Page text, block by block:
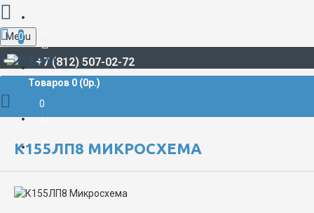
+7 (812) 507-02-72
Menu
0
Товаров 0 (0р.)
0
РАДИОДЕТАЛИ И РАДИОЭЛЕКТРОННЫЕ КОМПОНЕНТЫ
К155ЛП8 МИКРОСХЕМА